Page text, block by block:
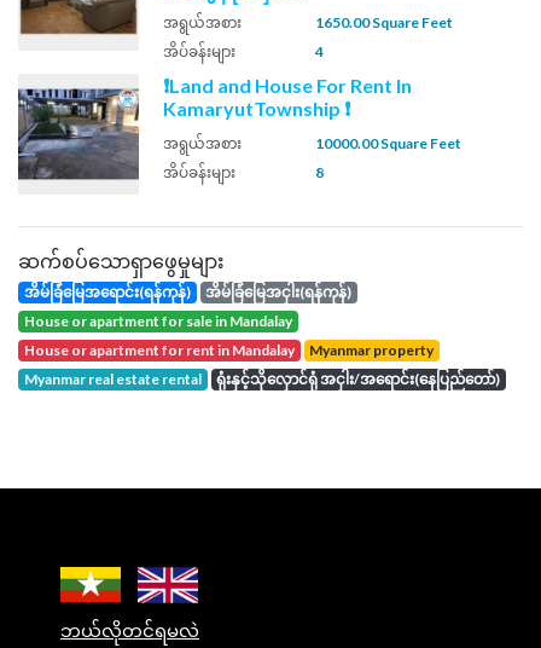
အရွယ်အစား
1650.00 Square Feet
အိပ်ခန်းများ
4
❗Land and House For Rent In
KamaryutTownship ❗
အရွယ်အစား
10000.00 Square Feet
အိပ်ခန်းများ
8
ဆက်စပ်သောရှာဖွေမှုများ
အိမ်ခြံမြေအရောင်း(ရန်ကုန်)
အိမ်ခြံမြေအငှါး(ရန်ကုန်)
house or apartment for sale in Mandalay
house or apartment for rent in Mandalay
Myanmar property
Myanmar real estate rental
ရုံးနှင့်သိုလှောင်ရုံ အငှါး/အရောင်း(နေပြည်တော်)
ဘယ်လိုတင်ရမလဲ